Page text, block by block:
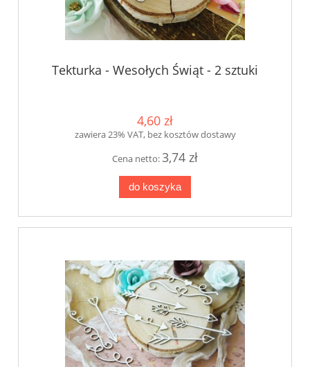
Tekturka - Wesołych Świąt - 2 sztuki
4,60 zł
zawiera 23% VAT, bez kosztów dostawy
Cena netto:3,74 zł
do koszyka